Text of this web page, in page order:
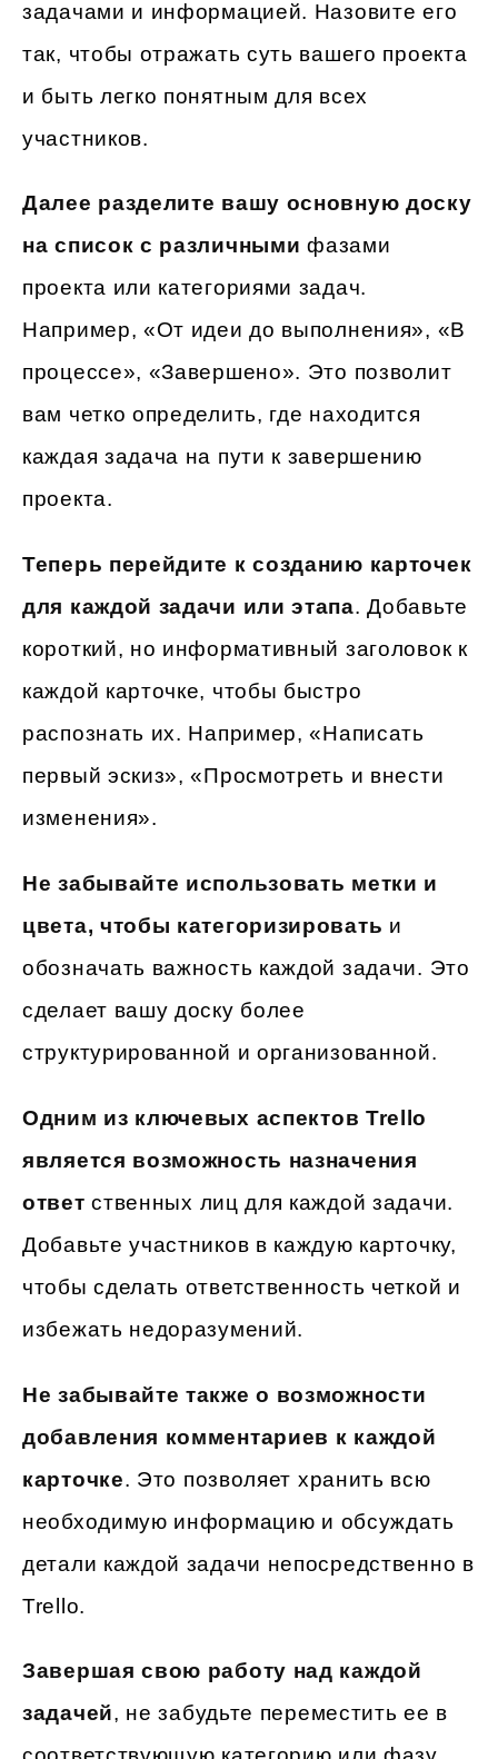
задачами и информацией. Назовите его
так, чтобы отражать суть вашего проекта
и быть легко понятным для всех
участников.
Далее разделите вашу основную доску
на список с различными фазами
проекта или категориями задач.
Например, «От идеи до выполнения», «В
процессе», «Завершено». Это позволит
вам четко определить, где находится
каждая задача на пути к завершению
проекта.
Теперь перейдите к созданию карточек
для каждой задачи или этапа. Добавьте
короткий, но информативный заголовок к
каждой карточке, чтобы быстро
распознать их. Например, «Написать
первый эскиз», «Просмотреть и внести
изменения».
Не забывайте использовать метки и
цвета, чтобы категоризировать и
обозначать важность каждой задачи. Это
сделает вашу доску более
структурированной и организованной.
Одним из ключевых аспектов Trello
является возможность назначения
ответ ственных лиц для каждой задачи.
Добавьте участников в каждую карточку,
чтобы сделать ответственность четкой и
избежать недоразумений.
Не забывайте также о возможности
добавления комментариев к каждой
карточке. Это позволяет хранить всю
необходимую информацию и обсуждать
детали каждой задачи непосредственно в
Trello.
Завершая свою работу над каждой
задачей, не забудьте переместить ее в